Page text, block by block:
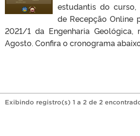
estudantis do curso,
de Recepção Online
2021/1 da Engenharia
Agosto. Confira o cronograma
Exibindo registro(s) 1 a 2 de 2